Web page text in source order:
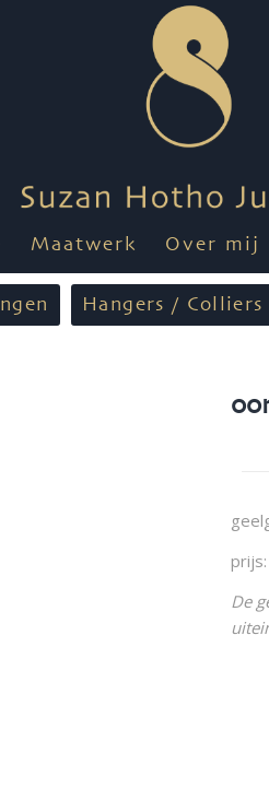
Maatwerk Over mij
Hangers / Colliers
De